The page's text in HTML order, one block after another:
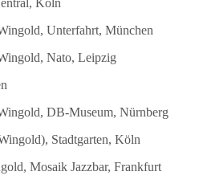
Unterfahrt, München
Nato, Leipzig
DB-Museum, Nürnberg
Stadtgarten, Köln
Mosaik Jazzbar, Frankfurt